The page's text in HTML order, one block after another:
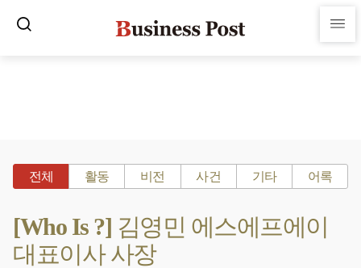
전체 활동 비전 사건 기타 어록
[Who Is ?] 김영민 에스에프에이
대표이사 사장